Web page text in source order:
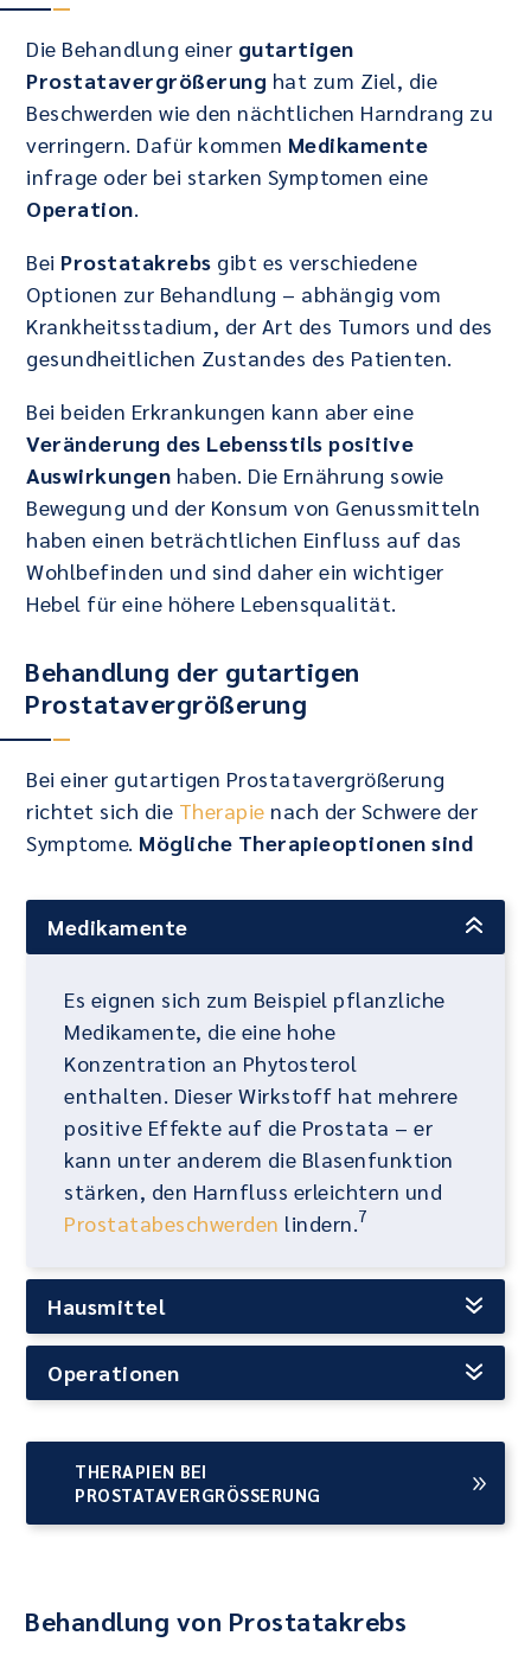
Die Behandlung einer gutartigen
Prostatavergrößerung hat zum Ziel, die
Beschwerden wie den nächtlichen Harndrang zu
verringern. Dafür kommen Medikamente
infrage oder bei starken Symptomen eine
Operation.
Bei Prostatakrebs gibt es verschiedene
Optionen zur Behandlung – abhängig vom
Krankheitsstadium, der Art des Tumors und des
gesundheitlichen Zustandes des Patienten.
Bei beiden Erkrankungen kann aber eine
Veränderung des Lebensstils positive
Auswirkungen haben. Die Ernährung sowie
Bewegung und der Konsum von Genussmitteln
haben einen beträchtlichen Einfluss auf das
Wohlbefinden und sind daher ein wichtiger
Hebel für eine höhere Lebensqualität.
Behandlung der gutartigen
Prostatavergrößerung
Bei einer gutartigen Prostatavergrößerung
richtet sich die Therapie nach der Schwere der
Symptome. Mögliche Therapieoptionen sind
Medikamente
Es eignen sich zum Beispiel pflanzliche
Medikamente, die eine hohe
Konzentration an Phytosterol
enthalten. Dieser Wirkstoff hat mehrere
positive Effekte auf die Prostata – er
kann unter anderem die Blasenfunktion
stärken, den Harnfluss erleichtern und
Prostatabeschwerden lindern.7
Hausmittel
Operationen
THERAPIEN BEI
PROSTATAVERGRÖSSERUNG
Behandlung von Prostatakrebs